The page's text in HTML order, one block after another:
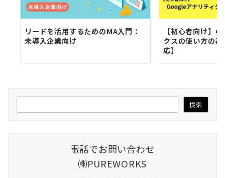
リードを活用するためのMA入門：
未導入企業向け
【初心者向け】
クスの使い方の
応】
索
検索
電話でお問い合わせ
㈱PUREWORKS